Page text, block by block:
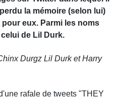
la mémoire (selon lui)
eux. Parmi les noms
de Lil Durk.
Durgz Lil Durk et Harry
rafale de tweets "THEY